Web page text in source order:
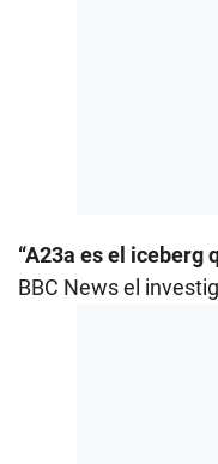
“A23a es el iceberg
BBC News el